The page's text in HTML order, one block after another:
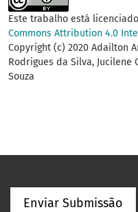
Este trabalho está
Commons Attribution 4.0
Copyright (c) 2020 Adailton
Rodrigues da Silva, Jucilene
Souza
Enviar Submissão